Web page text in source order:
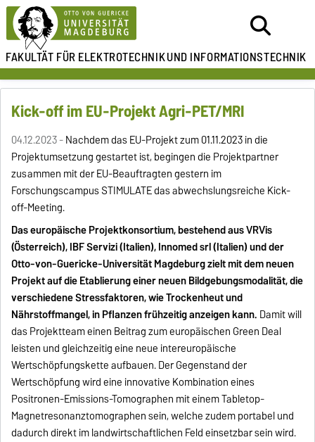
FAKULTÄT FÜR ELEKTROTECHNIKUND INFORMATIONSTECHNIK
Kick-off im EU-Projekt Agri-PET/MRI
04.12.2023 -Nachdem das EU-Projekt zum 01.11.2023 in die
Projektumsetzung gestartet ist, begingen die Projektpartner
zusammen mit der EU-Beauftragten gestern im
Forschungscampus STIMULATE das abwechslungsreiche Kick-
off-Meeting.
Das europäische Projektkonsortium, bestehend aus VRVis
(Österreich), IBF Servizi (Italien), Innomed srl (Italien) und der
Otto-von-Guericke-Universität Magdeburg zielt mit dem neuen
Projekt auf die Etablierung einer neuen Bildgebungsmodalität, die
verschiedene Stressfaktoren, wie Trockenheut und
Nährstoffmangel, in Pflanzen frühzeitig anzeigen kann. Damit will
das Projektteam einen Beitrag zum europäischen Green Deal
leisten und gleichzeitig eine neue intereuropäische
Wertschöpfungskette aufbauen. Der Gegenstand der
Wertschöpfung wird eine innovative Kombination eines
Positronen-Emissions-Tomographen mit einem Tabletop-
Magnetresonanztomographen sein, welche zudem portabel und
dadurch direkt im landwirtschaftlichen Feld einsetzbar sein wird.